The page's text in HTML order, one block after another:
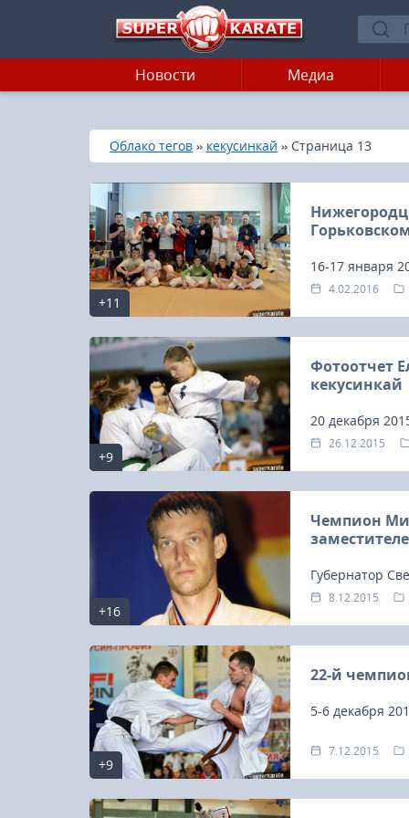
Новости Медиа
Главная
»
Облако тегов » кекусинкай » Страница 13
+11
16-17 января
находится в
подготовку к
4.02.2016
+9
Фотоотчет
кекусинкай
20 декабря
Кёкусин.
26.12.2015
+16
Чемпион
Губернатор
назначении
8.12.2015
+9
22-й
5-6 декабря
7.12.2015
23-25.10.2026
Spanish Autumn Camp 2026